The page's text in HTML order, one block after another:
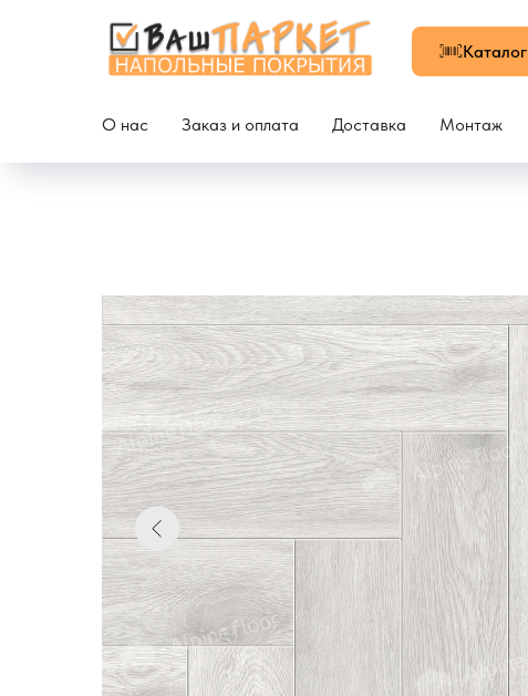
Каталог
О нас Заказ и оплата Доставка Монтаж